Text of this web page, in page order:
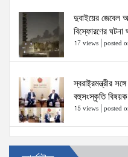
দুবাইয়ের জেবেল
বিস্ফোরণের ঘটনা
17 views posted
স্বরাষ্ট্রমন্ত্রীর
বহুসংস্কৃতি বিষয়ক
15 views posted
ঢাকা-১৮ আসনের